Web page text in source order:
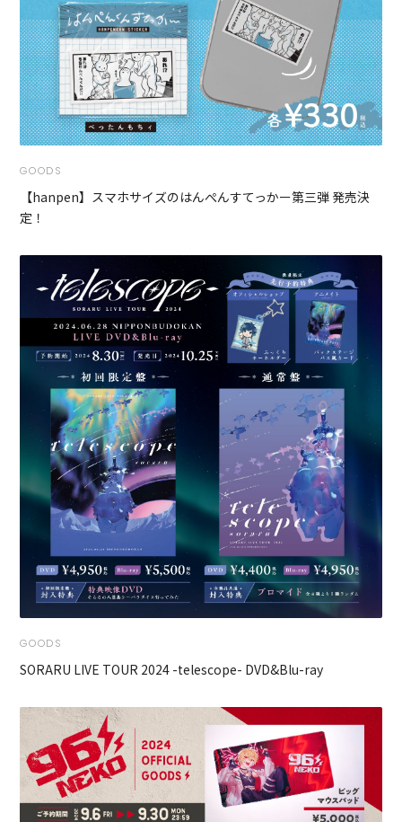
GOODS
【hanpen】スマホサイズのはんぺんすてっかー第三弾 発売決
定！
GOODS
SORARU LIVE TOUR 2024 -telescope- DVD&Blu-ray